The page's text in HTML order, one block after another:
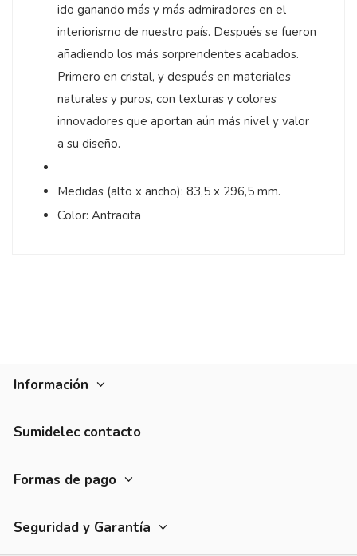
ido ganando más y más admiradores en el
interiorismo de nuestro país. Después se fueron
añadiendo los más sorprendentes acabados.
Primero en cristal, y después en materiales
naturales y puros, con texturas y colores
innovadores que aportan aún más nivel y valor
a su diseño.
Medidas (alto x ancho): 83,5 x 296,5 mm.
Color: Antracita
Información
Sumidelec contacto
Formas de pago
Seguridad y Garantía